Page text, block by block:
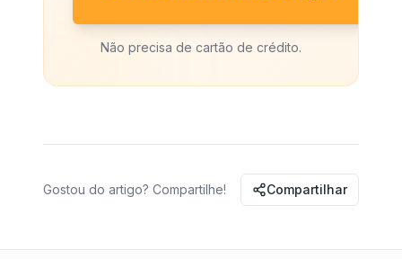
Não precisa de cartão de crédito.
Gostou do artigo? Compartilhe! Compartilhar